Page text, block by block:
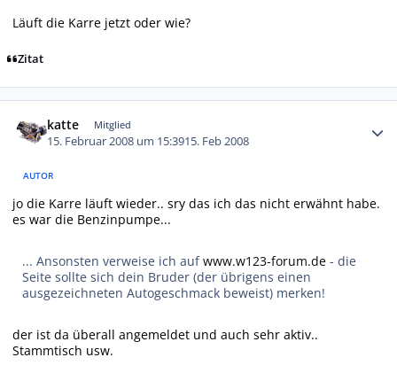
Läuft die Karre jetzt oder wie?
Zitat
katte Mitglied
15. Februar 2008 um 15:3915. Feb 2008
AUTOR
jo die Karre läuft wieder.. sry das ich das nicht erwähnt habe.
es war die Benzinpumpe...
... Ansonsten verweise ich aufwww.w123-forum.de - die
Seite sollte sich dein Bruder (der übrigens einen
ausgezeichneten Autogeschmack beweist) merken!
der ist da überall angemeldet und auch sehr aktiv..
Stammtisch usw.